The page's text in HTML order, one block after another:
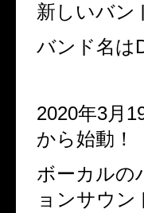
新しいバン
バンド名は
2020年3月
から始動！
ボーカルの
ョンサウン